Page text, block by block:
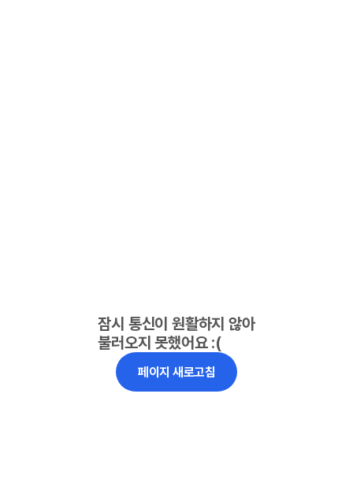
잠시 통신이 원활하지 않아
불러오지 못했어요 :(
페이지 새로고침